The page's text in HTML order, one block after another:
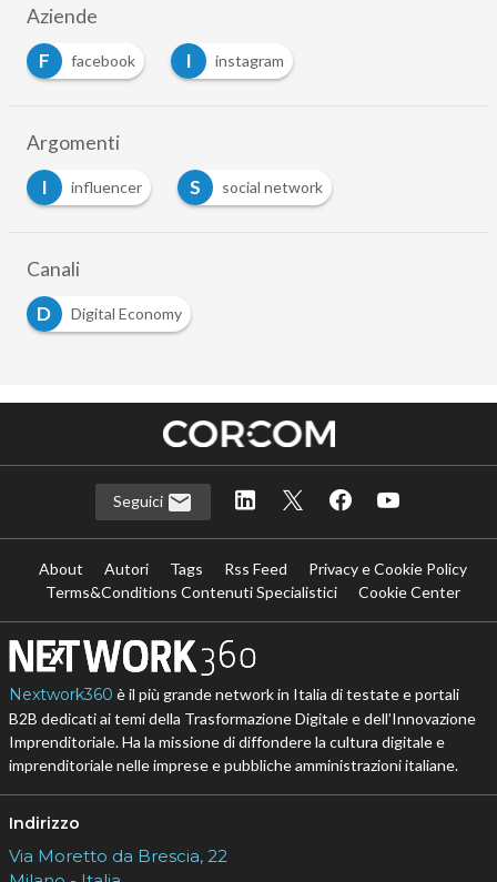
Aziende
F
facebook I instagram
Argomenti
I
influencer S social network
Canali
D
Digital Economy
Seguici
About Autori Tags Rss Feed
Privacy e Cookie Policy
Terms&Conditions Contenuti Specialistici
Cookie Center
Nextwork360 è il più grande network in Italia di testate e portali
B2B dedicati ai temi della Trasformazione Digitale e dell’Innovazione
Imprenditoriale. Ha la missione di diffondere la cultura digitale e
imprenditoriale nelle imprese e pubbliche amministrazioni italiane.
Indirizzo
Via Moretto da Brescia, 22